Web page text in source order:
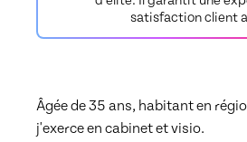
satisfaction client
Âgée de 35 ans, habitant en
j'exerce en cabinet et visio.